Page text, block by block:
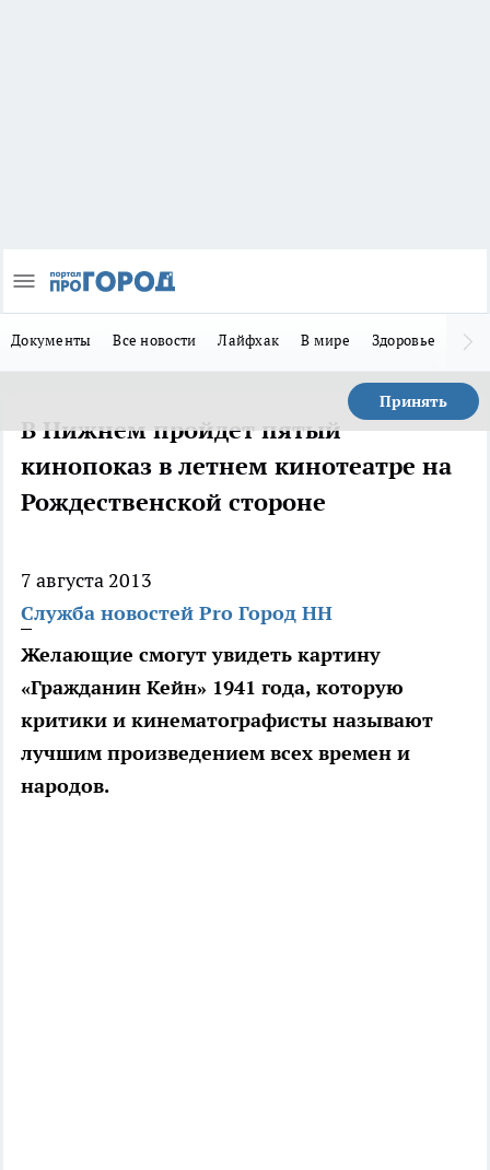
Документы Все новости Лайфхак В мире Здоровье
Принять
В Нижнем пройдет пятый
кинопоказ в летнем кинотеатре на
Рождественской стороне
7 августа 2013
Служба новостей Pro Город НН
Желающие смогут увидеть картину
«Гражданин Кейн» 1941 года, которую
критики и кинематографисты называют
лучшим произведением всех времен и
народов.